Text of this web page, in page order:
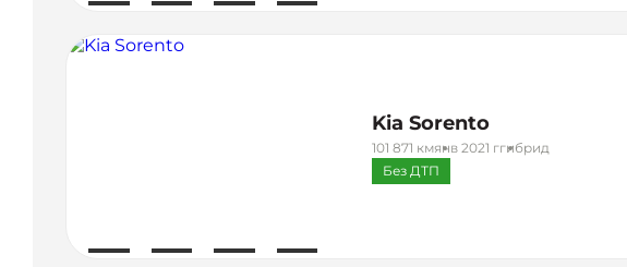
Kia Sorento
101 871 кмянв 2021 ггибрид
Без ДТП